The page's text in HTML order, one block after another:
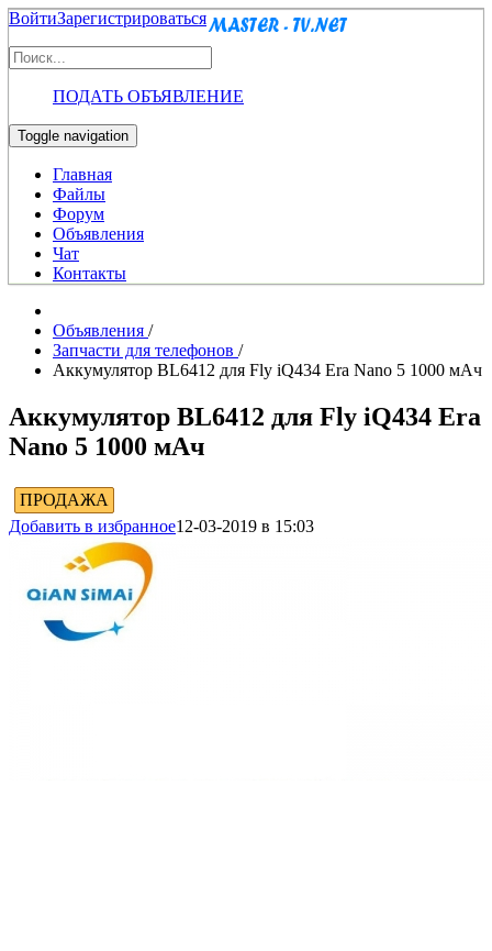
ВойтиЗарегистрироваться
ПОДАТЬ ОБЪЯВЛЕНИЕ
Toggle navigation
Главная
Файлы
Форум
Объявления
Чат
Контакты
Объявления /
Запчасти для телефонов /
Аккумулятор BL6412 для Fly iQ434 Era Nano 5 1000 мАч
Аккумулятор BL6412 для Fly iQ434 Era
Nano 5 1000 мАч
ПРОДАЖА
Добавить в избранное12-03-2019 в 15:03